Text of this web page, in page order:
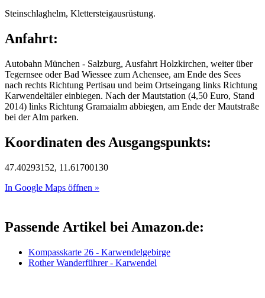
Steinschlaghelm, Klettersteigausrüstung.
Anfahrt:
Autobahn München - Salzburg, Ausfahrt Holzkirchen, weiter über
Tegernsee oder Bad Wiessee zum Achensee, am Ende des Sees
nach rechts Richtung Pertisau und beim Ortseingang links Richtung
Karwendeltäler einbiegen. Nach der Mautstation (4,50 Euro, Stand
2014) links Richtung Gramaialm abbiegen, am Ende der Mautstraße
bei der Alm parken.
Koordinaten des Ausgangspunkts:
47.40293152, 11.61700130
In Google Maps öffnen »
Passende Artikel bei Amazon.de:
Kompasskarte 26 - Karwendelgebirge
Rother Wanderführer - Karwendel